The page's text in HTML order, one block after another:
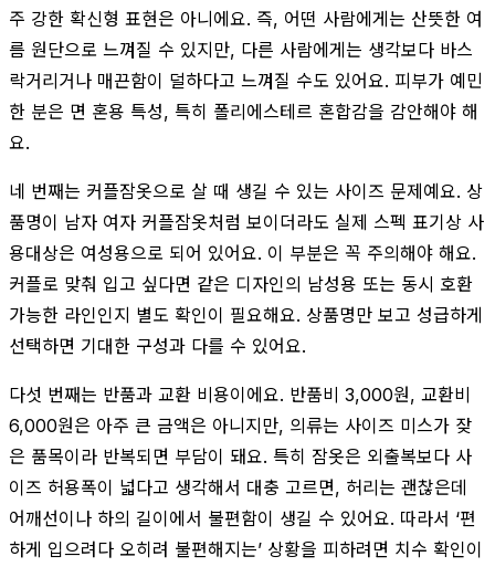
주 강한 확신형 표현은 아니에요. 즉, 어떤 사람에게는 산뜻한 여
름 원단으로 느껴질 수 있지만, 다른 사람에게는 생각보다 바스
락거리거나 매끈함이 덜하다고 느껴질 수도 있어요. 피부가 예민
한 분은 면 혼용 특성, 특히 폴리에스테르 혼합감을 감안해야 해
요.
네 번째는 커플잠옷으로 살 때 생길 수 있는 사이즈 문제예요. 상
품명이 남자 여자 커플잠옷처럼 보이더라도 실제 스펙 표기상 사
용대상은 여성용으로 되어 있어요. 이 부분은 꼭 주의해야 해요.
커플로 맞춰 입고 싶다면 같은 디자인의 남성용 또는 동시 호환
가능한 라인인지 별도 확인이 필요해요. 상품명만 보고 성급하게
선택하면 기대한 구성과 다를 수 있어요.
다섯 번째는 반품과 교환 비용이에요. 반품비 3,000원, 교환비
6,000원은 아주 큰 금액은 아니지만, 의류는 사이즈 미스가 잦
은 품목이라 반복되면 부담이 돼요. 특히 잠옷은 외출복보다 사
이즈 허용폭이 넓다고 생각해서 대충 고르면, 허리는 괜찮은데
어깨선이나 하의 길이에서 불편함이 생길 수 있어요. 따라서 ‘편
하게 입으려다 오히려 불편해지는’ 상황을 피하려면 치수 확인이